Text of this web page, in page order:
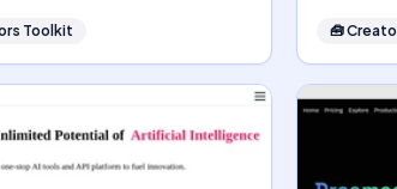
Toolkit 🧰